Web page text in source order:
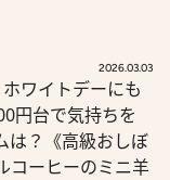
2026.03.03
ホワイトデーにも
円台で気持ちを
は？《高級おしぼ
コーヒーのミニ羊